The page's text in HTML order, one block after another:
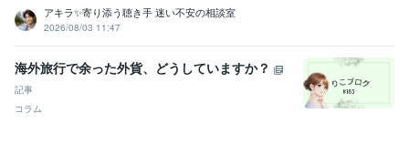
を恐れない ♡マルチタスクをこなす ♡礼節を重んじる
アキラ✨寄り添う聴き手 迷い不安の相談室
2026/08/03 11:47
海外旅行で余った外貨、どうしていますか？
記事
コラム